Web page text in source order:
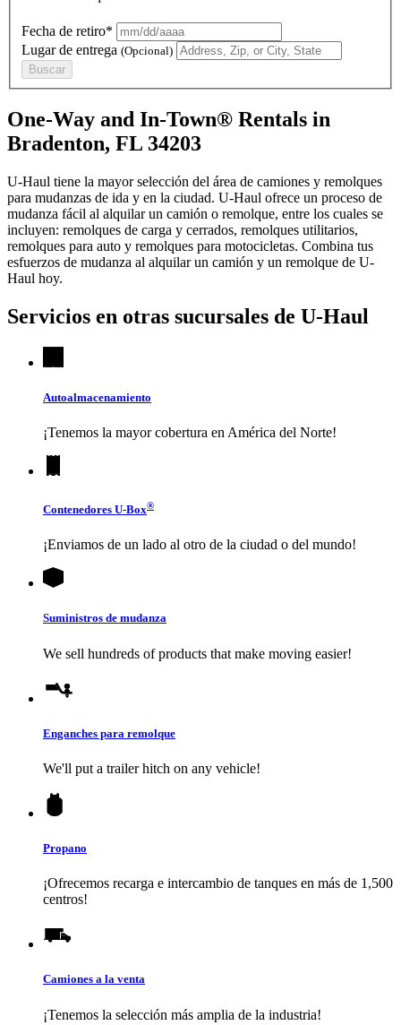
Fecha de retiro*
Lugar de entrega (Opcional)
Buscar
One-Way and In-Town® Rentals in
Bradenton, FL 34203
U-Haul tiene la mayor selección del área de camiones y remolques
para mudanzas de ida y en la ciudad. U-Haul ofrece un proceso de
mudanza fácil al alquilar un camión o remolque, entre los cuales se
incluyen: remolques de carga y cerrados, remolques utilitarios,
remolques para auto y remolques para motocicletas. Combina tus
esfuerzos de mudanza al alquilar un camión y un remolque de U-
Haul hoy.
Servicios en otras sucursales de U-Haul
Autoalmacenamiento
¡Tenemos la mayor cobertura en América del Norte!
Contenedores U-Box®
¡Enviamos de un lado al otro de la ciudad o del mundo!
Suministros de mudanza
We sell hundreds of products that make moving easier!
Enganches para remolque
We'll put a trailer hitch on any vehicle!
Propano
¡Ofrecemos recarga e intercambio de tanques en más de 1,500
centros!
Camiones a la venta
¡Tenemos la selección más amplia de la industria!